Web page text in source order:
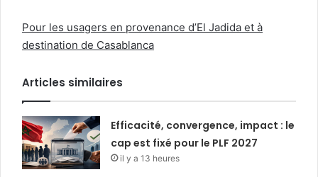
Pour les usagers en provenance d’El Jadida et à
destination de Casablanca
Articles similaires
Efficacité, convergence, impact : le
cap est fixé pour le PLF 2027
il y a 13 heures